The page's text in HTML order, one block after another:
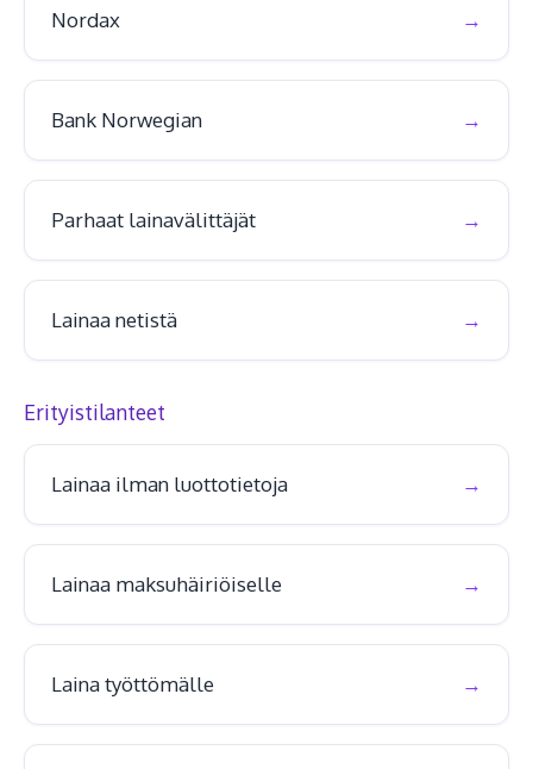
Nordax
Bank Norwegian
Parhaat lainavälittäjät
Lainaa netistä
Erityistilanteet
Lainaa ilman luottotietoja
Lainaa maksuhäiriöiselle
Laina työttömälle